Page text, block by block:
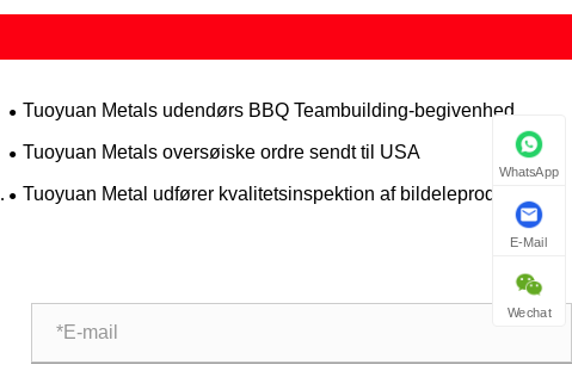
Tuoyuan Metals udendørs BBQ Teambuilding-begivenhed
afsluttes med succes
Tuoyuan Metals oversøiske ordre sendt til USA
Tuoyuan Metal udfører kvalitetsinspektion af bildeleprodukter
WhatsApp
E-Mail
Wechat